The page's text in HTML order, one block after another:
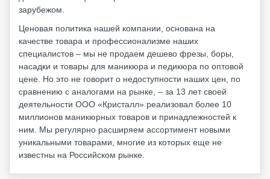
зарубежом.
Ценовая политика нашей компании, основана на
качестве товара и профессионализме наших
специалистов – мы не продаем дешево фрезы, боры,
насадки и товары для маникюра и педикюра по оптовой
цене. Но это не говорит о недоступности наших цен, по
сравнению с аналогами на рынке, – за 13 лет своей
деятельности ООО «Кристалл» реализовал более 10
миллионов маникюрных товаров и принадлежностей к
ним. Мы регулярно расширяем ассортимент новыми
уникальными товарами, многие из которых еще не
известны на Российском рынке.